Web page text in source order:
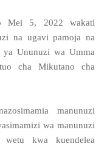
Mei 5, 2022 wakati
na ugavi pamoja na
Ununuzi wa Umma
cha Mikutano cha
manunuzi
wa manunuzi
wetu kwa kuendelea